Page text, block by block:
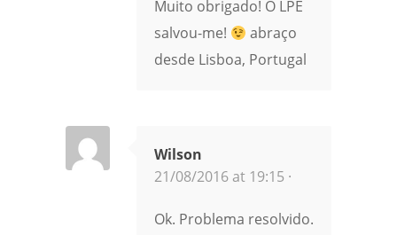
Muito obrigado! O LPE
salvou-me!
abraço
desde Lisboa, Portugal
Wilson
21/08/2016 at 19:15 ·
Ok. Problema resolvido.